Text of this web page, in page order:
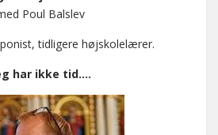
Poul Balslev
tidligere højskolelærer.
har ikke tid….